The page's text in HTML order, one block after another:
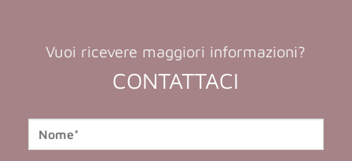
Vuoi ricevere maggiori informazioni?
CONTATTACI